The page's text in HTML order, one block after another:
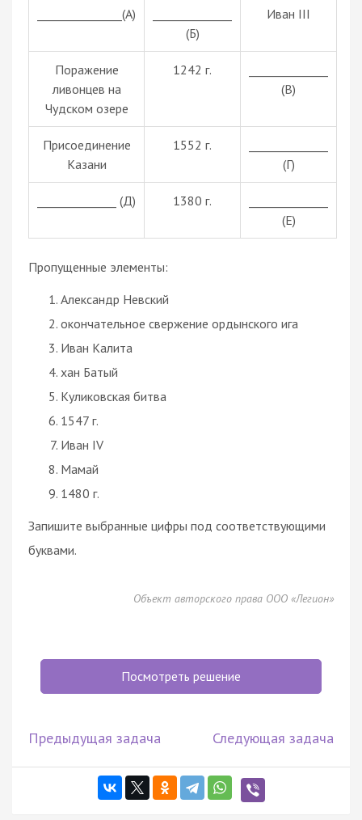
_______________(А)
(Б)
Иван III
Поражение
ливонцев на
Чудском озере
1242 г.
(В)
Присоединение
Казани
1552 г.
(Г)
______________ (Д) 1380 г.
(Е)
Пропущенные элементы:
Александр Невский
окончательное свержение ордынского ига
Иван Калита
хан Батый
Куликовская битва
1547 г.
Иван IV
Мамай
1480 г.
Запишите выбранные цифры под соответствующими
буквами.
Объект авторского права ООО «Легион»
Посмотреть решение
Предыдущая задача Следующая задача